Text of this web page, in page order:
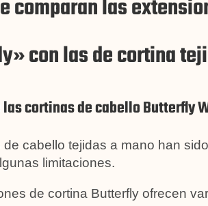
comparan las
con las de cortina
cortinas de cabello Butterfly
de cabello tejidas a mano han
limitaciones.
de cortina Butterfly ofrecen